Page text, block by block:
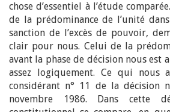
chose d’essentiel à l’étude
de la prédominance de l’unité
sanction de l’excès de pouvoir,
clair pour nous. Celui de la
avant la phase de décision nous est
assez logiquement. Ce qui nous
considérant n° 11 de la décision
novembre 1986. Dans cette